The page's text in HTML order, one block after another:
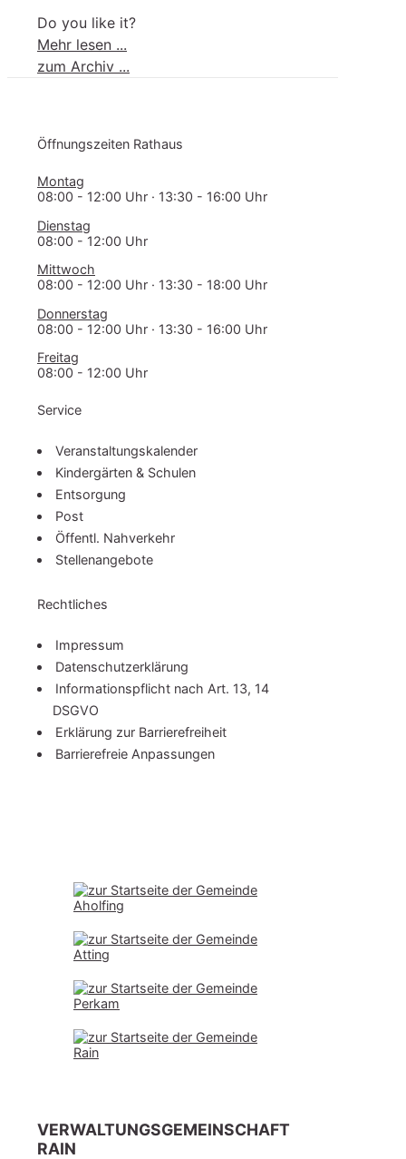
Do you like it?
Mehr lesen ...
Praxisräume
zum Archiv ...
Öff­nungs­zei­ten Rathaus
Montag
08:00 - 12:00 Uhr · 13:30 - 16:00 Uhr
Dienstag
08:00 - 12:00 Uhr
Mittwoch
08:00 - 12:00 Uhr · 13:30 - 18:00 Uhr
Donnerstag
08:00 - 12:00 Uhr · 13:30 - 16:00 Uhr
Freitag
08:00 - 12:00 Uhr
Service
Ver­an­stal­tungs­ka­len­der
Kindergärten & Schulen
Entsorgung
Post
Öffentl. Nahverkehr
Stel­len­an­ge­bo­te
Rechtliches
Impressum
Da­ten­schutz­er­klä­rung
In­for­ma­ti­ons­pflicht nach Art. 13, 14
DSGVO
Erklärung zur Bar­rie­re­frei­heit
Barrierefreie Anpassungen
VERWALTUNGSGEMEINSCHAFT
RAIN